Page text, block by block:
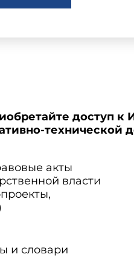
доступ к
технической
акты
власти
и словари